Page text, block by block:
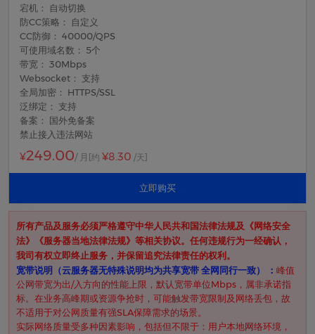
宕机： 自动切换
防CC策略： 自定义
CC防御： 40000/QPS
可使用域名数： 5个
带宽： 30Mbps
Websocket： 支持
全局加密： HTTPS/SSL
泛绑定： 支持
备案： 国外免备案
禁止接入违法网站
¥249.00/ 月 [约 ¥8.30 /天]
立即购买
所有产品及服务必须严格遵守中华人民共和国法律法规及《网络安全
法》《服务器当地法律法规》等相关协议。任何违规行为一经确认，
我司有权立即终止服务，并保留追究法律责任的权利。
​宽带说明（云服务器无特殊说明均为共享宽带 全网同行一致） ​： 峰值
公网带宽为出/入方向的性能上限，默认宽带单位Mbps，属非承诺指
标。在业务高峰期或资源争抢时，可能触发带宽限制及网络丢包，故
不适用于对公网质量有强SLA保障需求的场景。
实际网络质量受多种因素影响，包括但不限于：用户本地网络环境，